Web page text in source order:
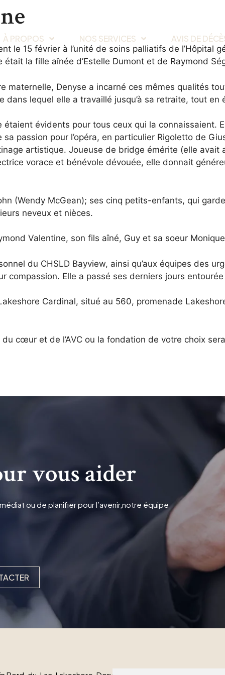
À PROPOS NOS SERVICES AVIS DE
le 15 février à l’unité de soins palliatifs de l’Hôpital
la fille aînée d’Estelle Dumont et de Raymond
maternelle, Denyse a incarné ces mêmes qualités
lequel elle a travaillé jusqu’à sa retraite, tout en
étaient évidents pour tous ceux qui la connaissaient.
passion pour l’opéra, en particulier Rigoletto de
artistique. Joueuse de bridge émérite (elle avait
vorace et bénévole dévouée, elle donnait
(Wendy McGean); ses cinq petits-enfants, qui
neveux et nièces.
Valentine, son fils aîné, Guy et sa soeur
du CHSLD Bayview, ainsi qu’aux équipes des
compassion. Elle a passé ses derniers jours
Cardinal, situé au 560, promenade
cœur et de l’AVC ou la fondation de votre choix
vous aider
ou de planifier pour l’avenir,notre équipe